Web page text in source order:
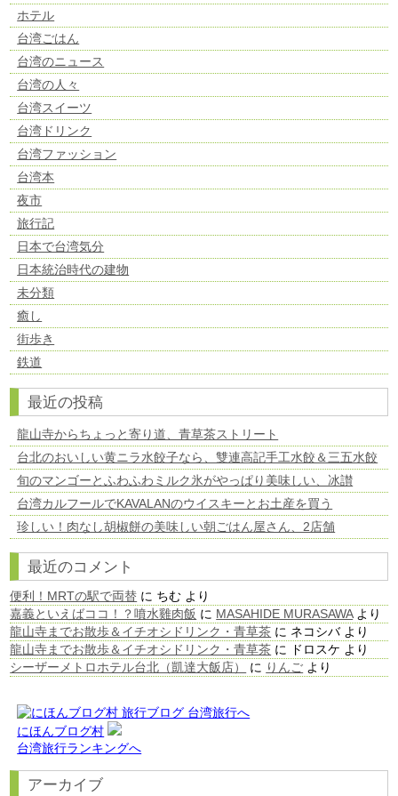
ホテル
台湾ごはん
台湾のニュース
台湾の人々
台湾スイーツ
台湾ドリンク
台湾ファッション
台湾本
夜市
旅行記
日本で台湾気分
日本統治時代の建物
未分類
癒し
街歩き
鉄道
最近の投稿
龍山寺からちょっと寄り道、青草茶ストリート
台北のおいしい黄ニラ水餃子なら、雙連高記手工水餃＆三五水餃
旬のマンゴーとふわふわミルク氷がやっぱり美味しい、冰讃
台湾カルフールでKAVALANのウイスキーとお土産を買う
珍しい！肉なし胡椒餅の美味しい朝ごはん屋さん、2店舗
最近のコメント
便利！MRTの駅で両替 に ちむ より
嘉義といえばココ！？噴水雞肉飯 に MASAHIDE MURASAWAより
龍山寺までお散歩＆イチオシドリンク・青草茶 に ネコシバより
龍山寺までお散歩＆イチオシドリンク・青草茶 に ドロスケ より
シーザーメトロホテル台北（凱達大飯店）
に りんご より
にほんブログ村
台湾旅行ランキングへ
アーカイブ